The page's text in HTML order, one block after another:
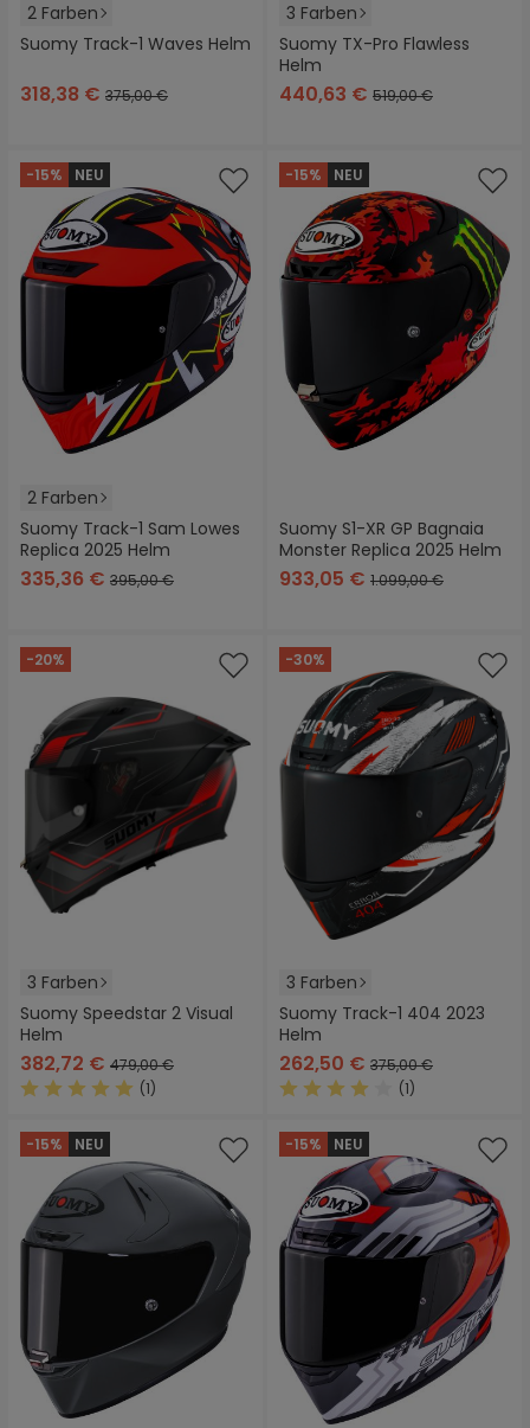
2 Farben
Suomy Track-1 Waves Helm
318,38 € 375,00 €
3 Farben
Suomy TX-Pro Flawless
Helm
440,63 € 519,00 €
-15% NEU
2 Farben
Suomy Track-1 Sam Lowes
Replica 2025 Helm
335,36 € 395,00 €
-15% NEU
Suomy S1-XR GP Bagnaia
Monster Replica 2025 Helm
933,05 € 1.099,00 €
-20%
3 Farben
Suomy Speedstar 2 Visual
Helm
382,72 € 479,00 €
(1)
-30%
3 Farben
Suomy Track-1 404 2023
Helm
262,50 € 375,00 €
(1)
-15% NEU -15% NEU